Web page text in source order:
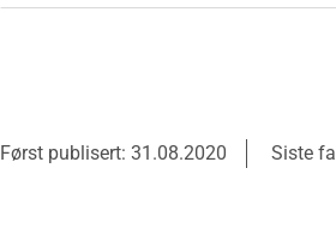
Først publisert: 31.08.2020 Siste